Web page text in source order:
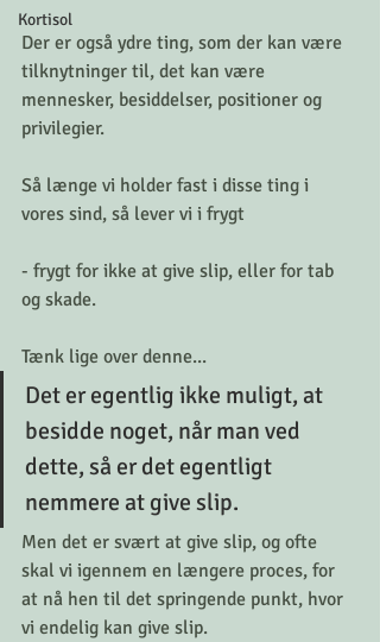
Kortisol
Der er også ydre ting, som der kan være
tilknytninger til, det kan være
mennesker, besiddelser, positioner og
privilegier.
Så længe vi holder fast i disse ting i
vores sind, så lever vi i frygt
- frygt for ikke at give slip, eller for tab
og skade.
Tænk lige over denne...
Det er egentlig ikke muligt, at
besidde noget, når man ved
dette, så er det egentligt
nemmere at give slip.
Men det er svært at give slip, og ofte
skal vi igennem en længere proces, for
at nå hen til det springende punkt, hvor
vi endelig kan give slip.